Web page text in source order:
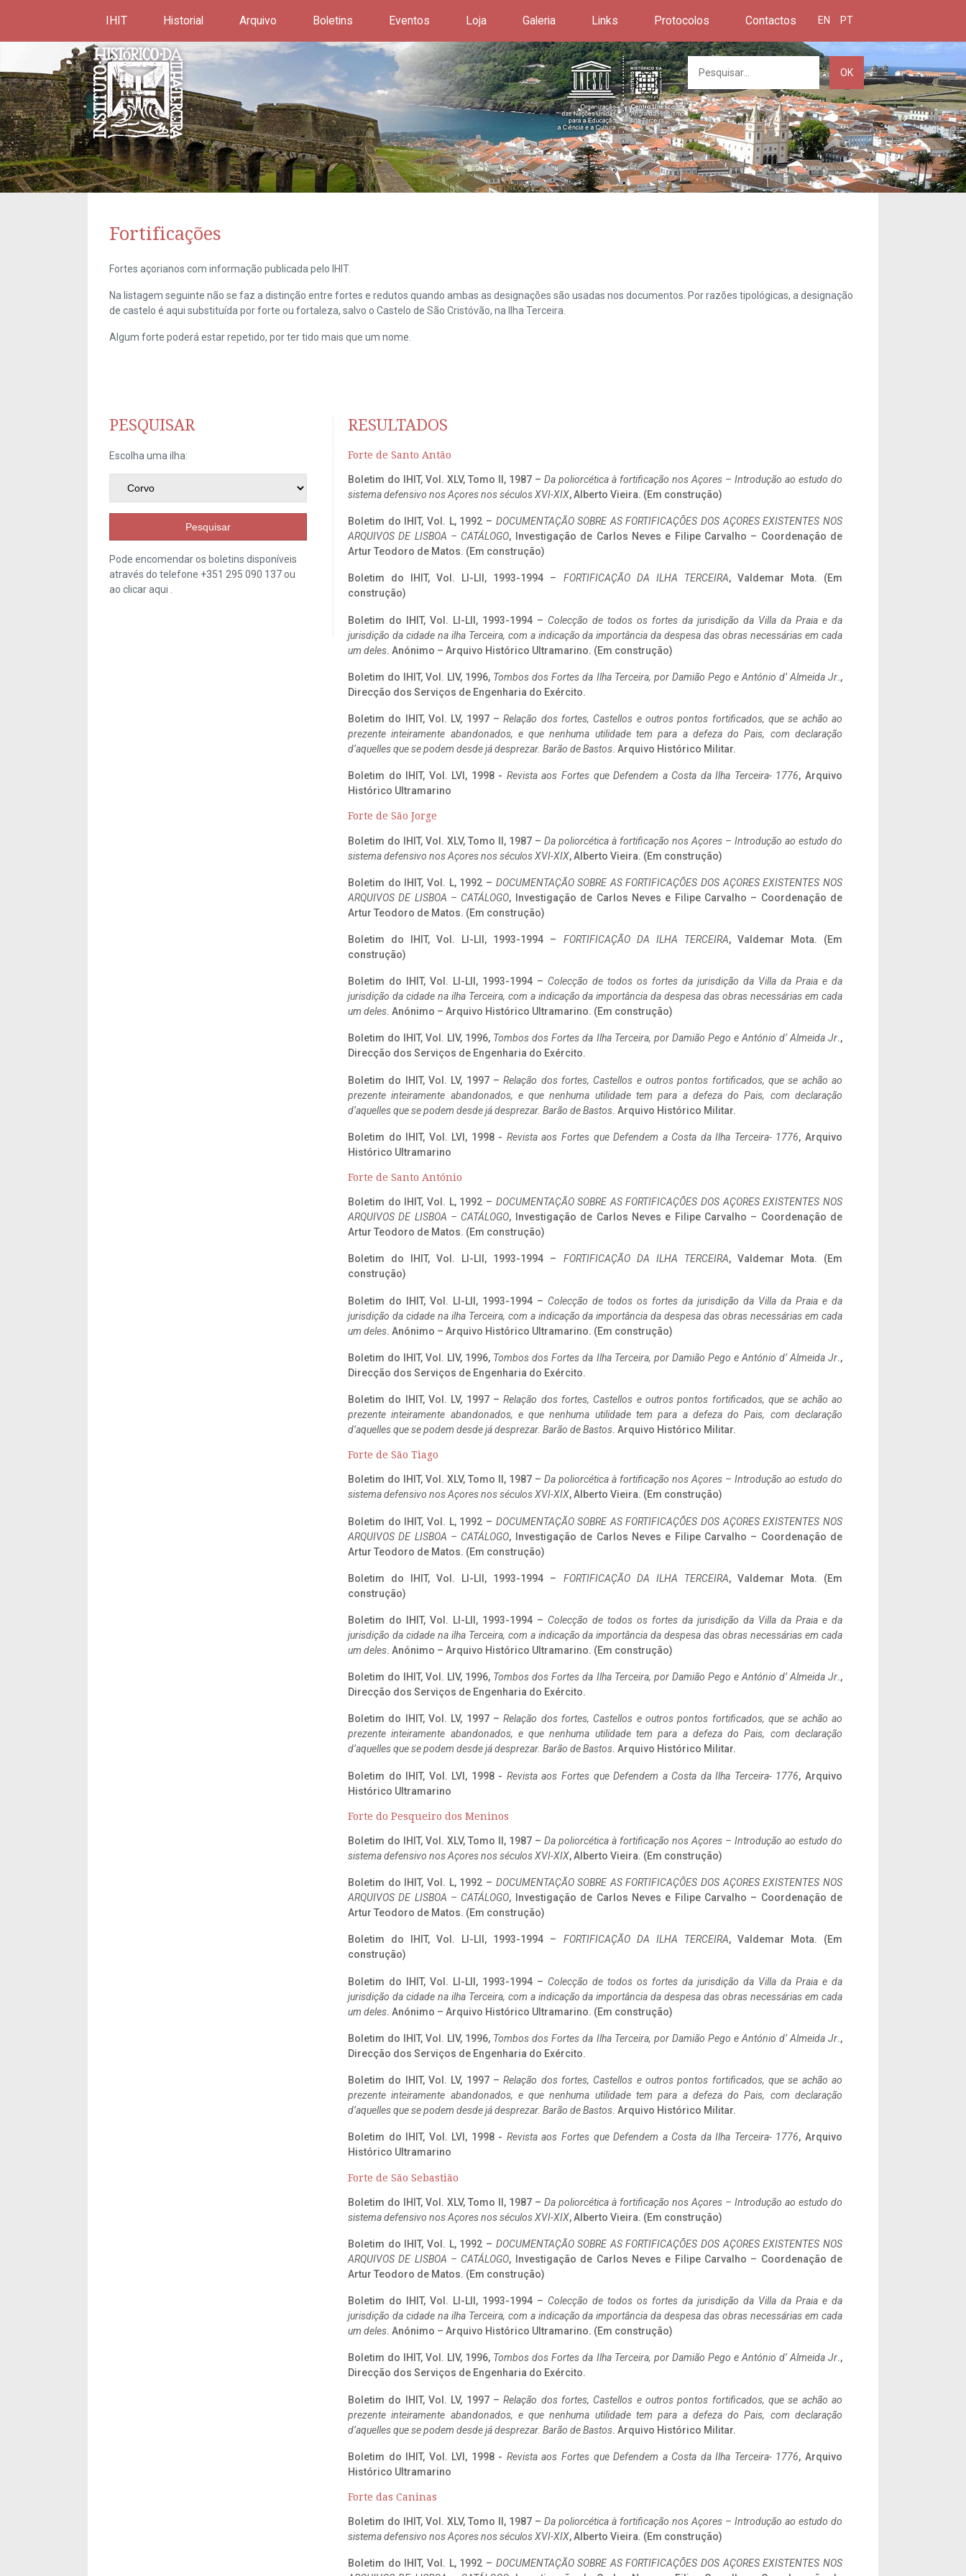
IHIT Historial Arquivo Boletins Eventos Loja Galeria Links Protocolos Contactos EN PT
OK
Fortificações
Fortes açorianos com informação publicada pelo IHIT.
Na listagem seguinte não se faz a distinção entre fortes e redutos quando ambas as designações são usadas nos documentos. Por razões tipológicas, a designação
de castelo é aqui substituída por forte ou fortaleza, salvo o Castelo de São Cristóvão, na Ilha Terceira.
Algum forte poderá estar repetido, por ter tido mais que um nome.
PESQUISAR
Escolha uma ilha:
Pesquisar
Pode encomendar os boletins disponíveis
através do telefone +351 295 090 137 ou
ao clicaraqui
RESULTADOS
Forte de Santo Antão
Boletim do IHIT, Vol. XLV, Tomo II, 1987 – Da poliorcética à fortificação nos Açores – Introdução ao estudo do
sistema defensivo nos Açores nos séculos XVI-XIX, Alberto Vieira. (Em construção)
Boletim do IHIT, Vol. L, 1992 – DOCUMENTAÇÃO SOBRE AS FORTIFICAÇÕES DOS AÇORES EXISTENTES NOS
ARQUIVOS DE LISBOA – CATÁLOGO, Investigação de Carlos Neves e Filipe Carvalho – Coordenação de
Artur Teodoro de Matos. (Em construção)
Boletim do IHIT, Vol. LI-LII, 1993-1994 – FORTIFICAÇÃO DA ILHA TERCEIRA, Valdemar Mota. (Em
construção)
Boletim do IHIT, Vol. LI-LII, 1993-1994 – Colecção de todos os fortes da jurisdição da Villa da Praia e da
jurisdição da cidade na ilha Terceira, com a indicação da importância da despesa das obras necessárias em cada
um deles. Anónimo – Arquivo Histórico Ultramarino. (Em construção)
Boletim do IHIT, Vol. LIV, 1996, Tombos dos Fortes da Ilha Terceira, por Damião Pego e António d’ Almeida Jr.,
Direcção dos Serviços de Engenharia do Exército.
Boletim do IHIT, Vol. LV, 1997 –Relação dos fortes, Castellos e outros pontos fortificados, que se achão ao
prezente inteiramente abandonados, e que nenhuma utilidade tem para a defeza do Pais, com declaração
d’aquelles que se podem desde já desprezar. Barão de Bastos. Arquivo Histórico Militar.
Boletim do IHIT, Vol. LVI, 1998 - Revista aos Fortes que Defendem a Costa da Ilha Terceira- 1776, Arquivo
Histórico Ultramarino
Forte de São Jorge
Boletim do IHIT, Vol. XLV, Tomo II, 1987 – Da poliorcética à fortificação nos Açores – Introdução ao estudo do
sistema defensivo nos Açores nos séculos XVI-XIX, Alberto Vieira. (Em construção)
Boletim do IHIT, Vol. L, 1992 – DOCUMENTAÇÃO SOBRE AS FORTIFICAÇÕES DOS AÇORES EXISTENTES NOS
ARQUIVOS DE LISBOA – CATÁLOGO, Investigação de Carlos Neves e Filipe Carvalho – Coordenação de
Artur Teodoro de Matos. (Em construção)
Boletim do IHIT, Vol. LI-LII, 1993-1994 – FORTIFICAÇÃO DA ILHA TERCEIRA, Valdemar Mota. (Em
construção)
Boletim do IHIT, Vol. LI-LII, 1993-1994 – Colecção de todos os fortes da jurisdição da Villa da Praia e da
jurisdição da cidade na ilha Terceira, com a indicação da importância da despesa das obras necessárias em cada
um deles. Anónimo – Arquivo Histórico Ultramarino. (Em construção)
Boletim do IHIT, Vol. LIV, 1996, Tombos dos Fortes da Ilha Terceira, por Damião Pego e António d’ Almeida Jr.,
Direcção dos Serviços de Engenharia do Exército.
Boletim do IHIT, Vol. LV, 1997 –Relação dos fortes, Castellos e outros pontos fortificados, que se achão ao
prezente inteiramente abandonados, e que nenhuma utilidade tem para a defeza do Pais, com declaração
d’aquelles que se podem desde já desprezar. Barão de Bastos. Arquivo Histórico Militar.
Boletim do IHIT, Vol. LVI, 1998 - Revista aos Fortes que Defendem a Costa da Ilha Terceira- 1776, Arquivo
Histórico Ultramarino
Forte de Santo António
Boletim do IHIT, Vol. L, 1992 – DOCUMENTAÇÃO SOBRE AS FORTIFICAÇÕES DOS AÇORES EXISTENTES NOS
ARQUIVOS DE LISBOA – CATÁLOGO, Investigação de Carlos Neves e Filipe Carvalho – Coordenação de
Artur Teodoro de Matos. (Em construção)
Boletim do IHIT, Vol. LI-LII, 1993-1994 – FORTIFICAÇÃO DA ILHA TERCEIRA, Valdemar Mota. (Em
construção)
Boletim do IHIT, Vol. LI-LII, 1993-1994 – Colecção de todos os fortes da jurisdição da Villa da Praia e da
jurisdição da cidade na ilha Terceira, com a indicação da importância da despesa das obras necessárias em cada
um deles. Anónimo – Arquivo Histórico Ultramarino. (Em construção)
Boletim do IHIT, Vol. LIV, 1996, Tombos dos Fortes da Ilha Terceira, por Damião Pego e António d’ Almeida Jr.,
Direcção dos Serviços de Engenharia do Exército.
Boletim do IHIT, Vol. LV, 1997 –Relação dos fortes, Castellos e outros pontos fortificados, que se achão ao
prezente inteiramente abandonados, e que nenhuma utilidade tem para a defeza do Pais, com declaração
d’aquelles que se podem desde já desprezar. Barão de Bastos. Arquivo Histórico Militar.
Forte de São Tiago
Boletim do IHIT, Vol. XLV, Tomo II, 1987 – Da poliorcética à fortificação nos Açores – Introdução ao estudo do
sistema defensivo nos Açores nos séculos XVI-XIX, Alberto Vieira. (Em construção)
Boletim do IHIT, Vol. L, 1992 – DOCUMENTAÇÃO SOBRE AS FORTIFICAÇÕES DOS AÇORES EXISTENTES NOS
ARQUIVOS DE LISBOA – CATÁLOGO, Investigação de Carlos Neves e Filipe Carvalho – Coordenação de
Artur Teodoro de Matos. (Em construção)
Boletim do IHIT, Vol. LI-LII, 1993-1994 – FORTIFICAÇÃO DA ILHA TERCEIRA, Valdemar Mota. (Em
construção)
Boletim do IHIT, Vol. LI-LII, 1993-1994 – Colecção de todos os fortes da jurisdição da Villa da Praia e da
jurisdição da cidade na ilha Terceira, com a indicação da importância da despesa das obras necessárias em cada
um deles. Anónimo – Arquivo Histórico Ultramarino. (Em construção)
Boletim do IHIT, Vol. LIV, 1996, Tombos dos Fortes da Ilha Terceira, por Damião Pego e António d’ Almeida Jr.,
Direcção dos Serviços de Engenharia do Exército.
Boletim do IHIT, Vol. LV, 1997 –Relação dos fortes, Castellos e outros pontos fortificados, que se achão ao
prezente inteiramente abandonados, e que nenhuma utilidade tem para a defeza do Pais, com declaração
d’aquelles que se podem desde já desprezar. Barão de Bastos. Arquivo Histórico Militar.
Boletim do IHIT, Vol. LVI, 1998 - Revista aos Fortes que Defendem a Costa da Ilha Terceira- 1776, Arquivo
Histórico Ultramarino
Forte do Pesqueiro dos Meninos
Boletim do IHIT, Vol. XLV, Tomo II, 1987 – Da poliorcética à fortificação nos Açores – Introdução ao estudo do
sistema defensivo nos Açores nos séculos XVI-XIX, Alberto Vieira. (Em construção)
Boletim do IHIT, Vol. L, 1992 – DOCUMENTAÇÃO SOBRE AS FORTIFICAÇÕES DOS AÇORES EXISTENTES NOS
ARQUIVOS DE LISBOA – CATÁLOGO, Investigação de Carlos Neves e Filipe Carvalho – Coordenação de
Artur Teodoro de Matos. (Em construção)
Boletim do IHIT, Vol. LI-LII, 1993-1994 – FORTIFICAÇÃO DA ILHA TERCEIRA, Valdemar Mota. (Em
construção)
Boletim do IHIT, Vol. LI-LII, 1993-1994 – Colecção de todos os fortes da jurisdição da Villa da Praia e da
jurisdição da cidade na ilha Terceira, com a indicação da importância da despesa das obras necessárias em cada
um deles. Anónimo – Arquivo Histórico Ultramarino. (Em construção)
Boletim do IHIT, Vol. LIV, 1996, Tombos dos Fortes da Ilha Terceira, por Damião Pego e António d’ Almeida Jr.,
Direcção dos Serviços de Engenharia do Exército.
Boletim do IHIT, Vol. LV, 1997 –Relação dos fortes, Castellos e outros pontos fortificados, que se achão ao
prezente inteiramente abandonados, e que nenhuma utilidade tem para a defeza do Pais, com declaração
d’aquelles que se podem desde já desprezar. Barão de Bastos. Arquivo Histórico Militar.
Boletim do IHIT, Vol. LVI, 1998 - Revista aos Fortes que Defendem a Costa da Ilha Terceira- 1776, Arquivo
Histórico Ultramarino
Forte de São Sebastião
Boletim do IHIT, Vol. XLV, Tomo II, 1987 – Da poliorcética à fortificação nos Açores – Introdução ao estudo do
sistema defensivo nos Açores nos séculos XVI-XIX, Alberto Vieira. (Em construção)
Boletim do IHIT, Vol. L, 1992 – DOCUMENTAÇÃO SOBRE AS FORTIFICAÇÕES DOS AÇORES EXISTENTES NOS
ARQUIVOS DE LISBOA – CATÁLOGO, Investigação de Carlos Neves e Filipe Carvalho – Coordenação de
Artur Teodoro de Matos. (Em construção)
Boletim do IHIT, Vol. LI-LII, 1993-1994 – Colecção de todos os fortes da jurisdição da Villa da Praia e da
jurisdição da cidade na ilha Terceira, com a indicação da importância da despesa das obras necessárias em cada
um deles. Anónimo – Arquivo Histórico Ultramarino. (Em construção)
Boletim do IHIT, Vol. LIV, 1996, Tombos dos Fortes da Ilha Terceira, por Damião Pego e António d’ Almeida Jr.,
Direcção dos Serviços de Engenharia do Exército.
Boletim do IHIT, Vol. LV, 1997 –Relação dos fortes, Castellos e outros pontos fortificados, que se achão ao
prezente inteiramente abandonados, e que nenhuma utilidade tem para a defeza do Pais, com declaração
d’aquelles que se podem desde já desprezar. Barão de Bastos. Arquivo Histórico Militar.
Boletim do IHIT, Vol. LVI, 1998 - Revista aos Fortes que Defendem a Costa da Ilha Terceira- 1776, Arquivo
Histórico Ultramarino
Forte das Caninas
Boletim do IHIT, Vol. XLV, Tomo II, 1987 – Da poliorcética à fortificação nos Açores – Introdução ao estudo do
sistema defensivo nos Açores nos séculos XVI-XIX, Alberto Vieira. (Em construção)
Boletim do IHIT, Vol. L, 1992 – DOCUMENTAÇÃO SOBRE AS FORTIFICAÇÕES DOS AÇORES EXISTENTES NOS